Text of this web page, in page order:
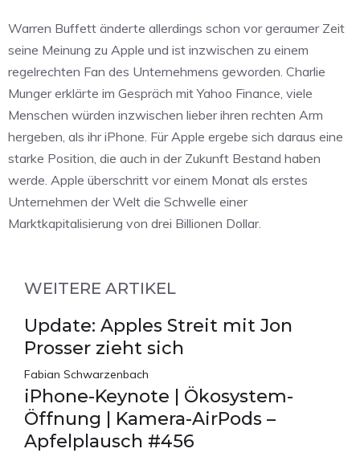
Warren Buffett änderte allerdings schon vor geraumer Zeit
seine Meinung zu Apple und ist inzwischen zu einem
regelrechten Fan des Unternehmens geworden. Charlie
Munger erklärte im Gespräch mit Yahoo Finance, viele
Menschen würden inzwischen lieber ihren rechten Arm
hergeben, als ihr iPhone. Für Apple ergebe sich daraus eine
starke Position, die auch in der Zukunft Bestand haben
werde. Apple überschritt vor einem Monat als erstes
Unternehmen der Welt die Schwelle einer
Marktkapitalisierung von drei Billionen Dollar.
WEITERE ARTIKEL
Update: Apples Streit mit Jon
Prosser zieht sich
Fabian Schwarzenbach
iPhone-Keynote | Ökosystem-
Öffnung | Kamera-AirPods –
Apfelplausch #456